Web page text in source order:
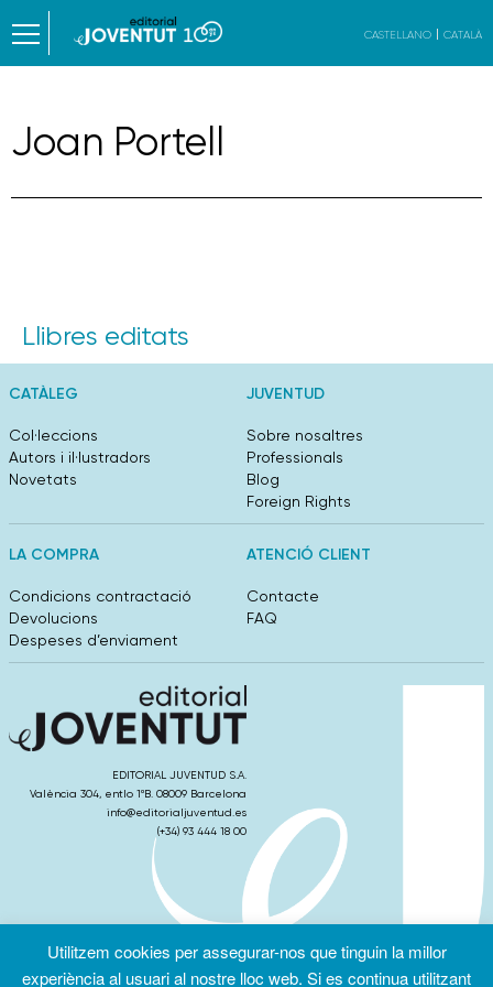
CASTELLANO CATALÀ
Joan Portell
Llibres editats
CATÀLEG
Col·leccions
Autors i il·lustradors
Novetats
JUVENTUD
Sobre nosaltres
Professionals
Blog
Foreign Rights
LA COMPRA
Condicions contractació
Devolucions
Despeses d’enviament
ATENCIÓ CLIENT
Contacte
FAQ
EDITORIAL JUVENTUD S.A.
València 304, entlo 1ºB. 08009 Barcelona
info@editorialjuventud.es
(+34) 93 444 18 00
Condicions
Política de
Política de
cookies
Utilitzem cookies per assegurar-nos que tinguin la millor
experiència al usuari al nostre lloc web. Si es continua utilitzant